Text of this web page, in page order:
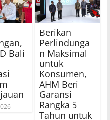
Bali
Berikan
Perlindunga
n Maksimal
untuk
Konsumen,
AHM Beri
Garansi
Rangka 5
Tahun untuk